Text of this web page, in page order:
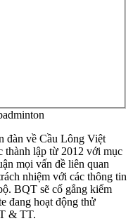
đàn về Cầu Lông Việt
thành lập từ 2012 với mục
mọi vấn đề liên quan
nhiệm với các thông tin
BQT sẽ cố gắng kiểm
đang hoạt động thử
& TT.